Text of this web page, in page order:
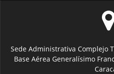
Sede Administrativa Complejo
Base Aérea Generalísimo